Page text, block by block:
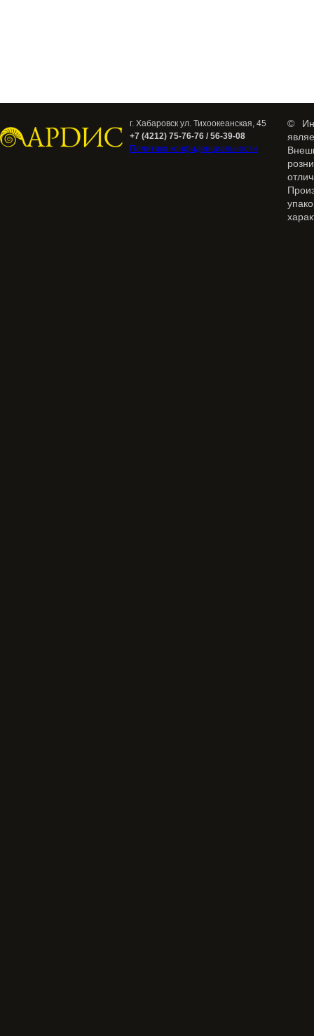
г. Хабаровск ул. Тихоокеанская, 45
+7 (4212) 75-76-76 / 56-39-08
Политика конфиденциальности
©